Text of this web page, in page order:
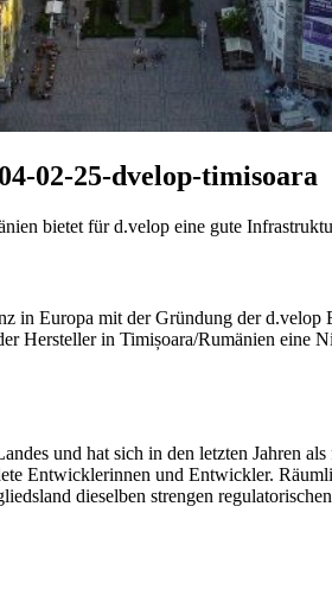
04-02-25-dvelop-timisoara
bietet für d.velop eine gute
in Europa mit der Gründung der
Hersteller in Timișoara/Rumänien eine
und hat sich in den letzten Jahren
Entwicklerinnen und Entwickler.
dieselben strengen